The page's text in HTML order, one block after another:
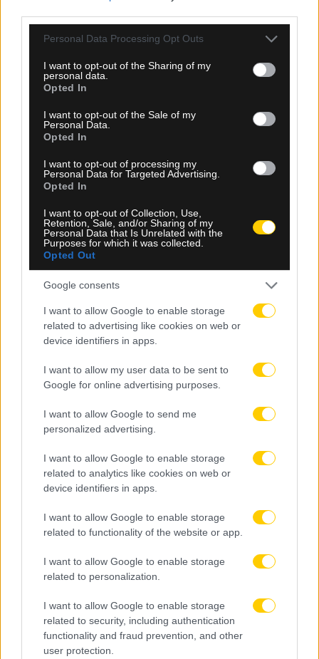
Please note that this website/app uses one or more Google
not limited to your visit or usage behaviour. You may click to
grant or deny consent to Google and its third-party tags to
use your data for below specified purposes in below Google
consent section.
Personal Data Processing Opt Outs
I want to opt-out of the Sharing of my
personal data.
Opted In
I want to opt-out of the Sale of my
Personal Data.
Opted In
I want to opt-out of processing my
Personal Data for Targeted Advertising.
Opted In
I want to opt-out of Collection, Use,
Retention, Sale, and/or Sharing of my
Personal Data that Is Unrelated with the
Purposes for which it was collected.
Opted Out
Google consents
I want to allow Google to enable storage
related to advertising like cookies on web or
device identifiers in apps.
I want to allow my user data to be sent to
Google for online advertising purposes.
I want to allow Google to send me
personalized advertising.
I want to allow Google to enable storage
related to analytics like cookies on web or
device identifiers in apps.
I want to allow Google to enable storage
related to functionality of the website or app.
I want to allow Google to enable storage
related to personalization.
I want to allow Google to enable storage
related to security, including authentication
functionality and fraud prevention, and other
user protection.
08.08.2026, 17:20
Θλίψη στο παγκόσμιο ποδόσφαιρο: Έφυγε από τη
ζωή ο πατέρας του Λιονέλ Μέσι, Χόρχε
08.08.2026, 16:59
Παρούσα η οικογένεια της ΑΕΚ στο μνημόσυνο για
τα τρία χρόνια από τη δολοφονία του Μιχάλη
Κατσούρη